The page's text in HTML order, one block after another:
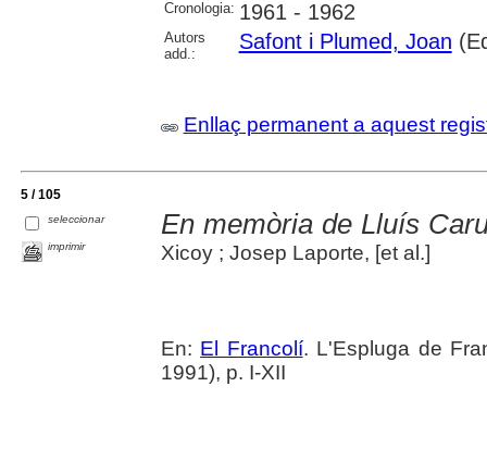
Cronologia: 1961 - 1962
Autors
add.:
Safont i Plumed, Joan
Enllaç permanent a aquest
5 / 105
seleccionar
imprimir
En memòria de Lluís
Xicoy ; Josep Laporte, [et al.]
En: El Francolí. L'Espluga de
1991), p. I-XII